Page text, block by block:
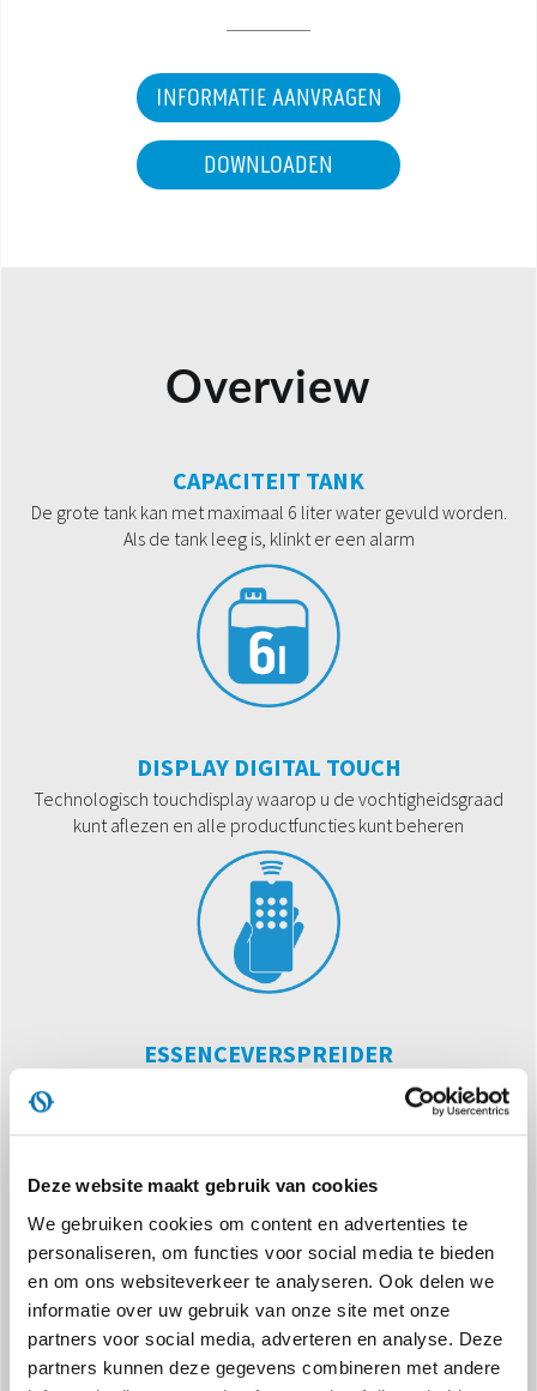
Deze website maakt gebruik van cookies
We gebruiken cookies om content en advertenties te
personaliseren, om functies voor social media te bieden
en om ons websiteverkeer te analyseren. Ook delen we
informatie over uw gebruik van onze site met onze
partners voor social media, adverteren en analyse. Deze
partners kunnen deze gegevens combineren met andere
INFORMATIE AANVRAGEN
DOWNLOADEN
Overview
CAPACITEIT TANK
De grote tank kan met maximaal 6 liter water gevuld worden.
Als de tank leeg is, klinkt er een alarm
DISPLAY DIGITAL TOUCH
Technologisch touchdisplay waarop u de vochtigheidsgraad
kunt aflezen en alle productfuncties kunt beheren
ESSENCEVERSPREIDER
Behalve dat het de lucht bevochtigt, verspreidt het ook
balsamico-aroma's die het welzijn versterken.
3 VOCHTIGHEIDSGRADATIES
De toevoer van stoom, de bidirectionaliteit en de